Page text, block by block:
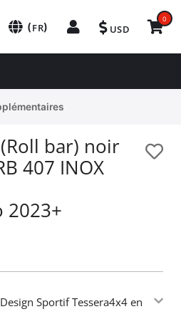
(FR) USD
0
bar) noir
407 INOX
2023+
Sportif Tessera4x4 en